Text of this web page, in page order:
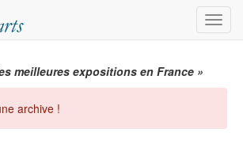
Menu
meilleures expositions en France »
archive !